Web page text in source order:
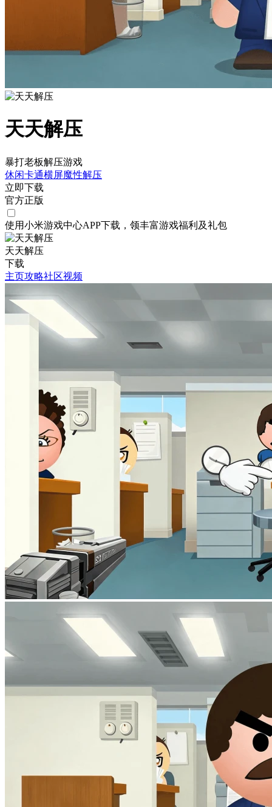
天天解压
暴打老板解压游戏
休闲卡通横屏魔性解压
立即下载
官方正版
使用小米游戏中心APP下载 ，领丰富游戏福利 及礼包
天天解压
下载
主页攻略社区视频